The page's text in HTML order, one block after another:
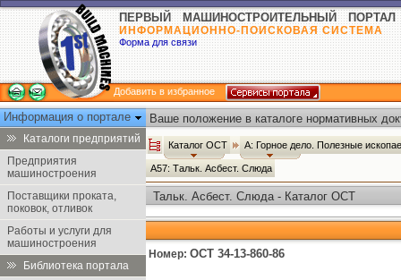
ПЕРВЫЙ МАШИНОСТРОИТЕЛЬНЫЙ ПОРТАЛ
ИНФОРМАЦИОННО-ПОИСКОВАЯ СИСТЕМА
Форма для связи
Добавить в избранное
Информация о портале
Каталоги предприятий
Предприятия
машиностроения
Поставщики проката,
поковок, отливок
Работы и услуги для
машиностроения
Библиотека портала
Ваше положение в каталоге нормативных
Каталог ОСТ А: Горное дело. Полезные
А57: Тальк. Асбест. Слюда
Тальк. Асбест. Слюда - Каталог ОСТ
Номер: ОСТ 34-13-860-86